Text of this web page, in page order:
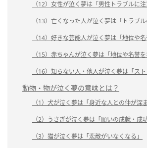
（12）女性が泣く夢は「男性トラブルに注
（13）亡くなった人が泣く夢は「トラブル
（14）好きな芸能人が泣く夢は「地位や名
（15）赤ちゃんが泣く夢は「地位や名誉を
（16）知らない人・他人が泣く夢は「スト
動物・物が泣く夢の意味とは？
（1）犬が泣く夢は「身近な人との仲が深
（2）うさぎが泣く夢は「願いの成就・成功
（3）猫が泣く夢は「恋敵がいなくなる」